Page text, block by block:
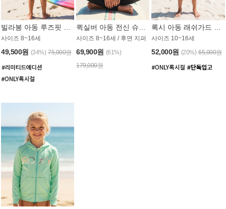
사이즈 8~16세
49,500원 (34%) 75,000원
사이즈 8~16세 / 후면 지퍼
69,900원 (61%)
179,000원
사이즈 10~16세
52,000원 (20%) 65,000원